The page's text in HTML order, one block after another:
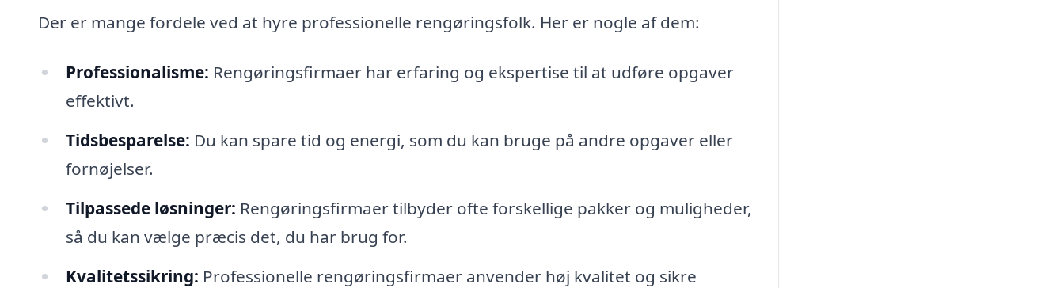
Der er mange fordele ved at hyre professionelle rengøringsfolk. Her er nogle af dem:
Professionalisme: Rengøringsfirmaer har erfaring og ekspertise til at udføre opgaver
effektivt.
Tidsbesparelse: Du kan spare tid og energi, som du kan bruge på andre opgaver eller
fornøjelser.
Tilpassede løsninger: Rengøringsfirmaer tilbyder ofte forskellige pakker og muligheder,
så du kan vælge præcis det, du har brug for.
Kvalitetssikring: Professionelle rengøringsfirmaer anvender høj kvalitet og sikre